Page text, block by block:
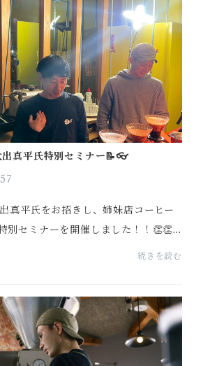
真平氏特別セミナー📝👓
真平氏をお招きし、姉妹店コーヒー
別セミナーを開催しました！！👏👏2
れ違うテーマ『📒MAZZERグライン
続きを読む